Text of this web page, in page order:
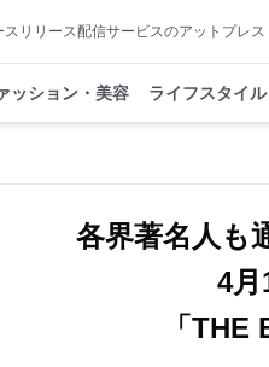
リリース配信サービスのアットプレス
ッション・美容 ライフスタイル
各界著名人も
4
「